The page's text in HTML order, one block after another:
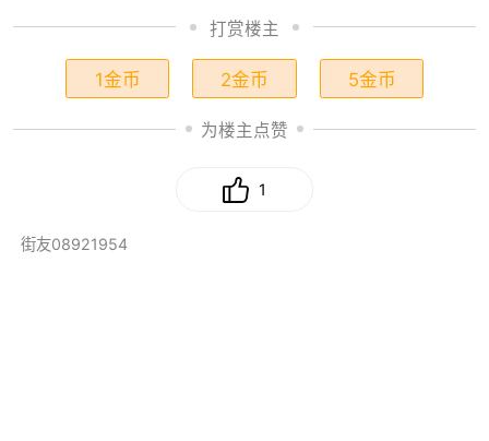
打赏楼主
1金币 2金币 5金币
为楼主点赞
1
街友08921954